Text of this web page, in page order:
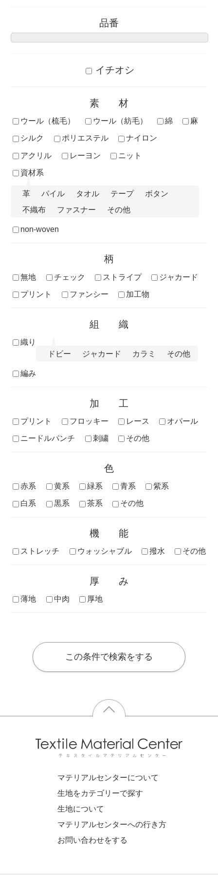
品番
イチオシ
素材
ウール（梳毛） ウール（紡毛） 綿
麻
シルク
ポリエステル
ナイロン
アクリル
レーヨン
ニット
資材系
革 パイル タオル テープ
ボタン
不織布
ファスナー その他
non-woven
柄
無地 チェック ストライプ
ジャカード
プリント
ファンシー 加工物
組織
織り
ドビー
ジャカード カラミ その他
編み
加工
プリント フロッキー レース
オパール
ニードルパンチ
刺繍 その他
色
赤系 黄系 緑系 青系
紫系
白系
黒系 茶系 その他
機能
ストレッチ ウォッシャブル 撥水 その他
厚み
薄地 中肉 厚地
この条件で検索をする
マテリアルセンターについて
生地をカテゴリーで探す
生地について
マテリアルセンターへの行き方
お問い合わせをする